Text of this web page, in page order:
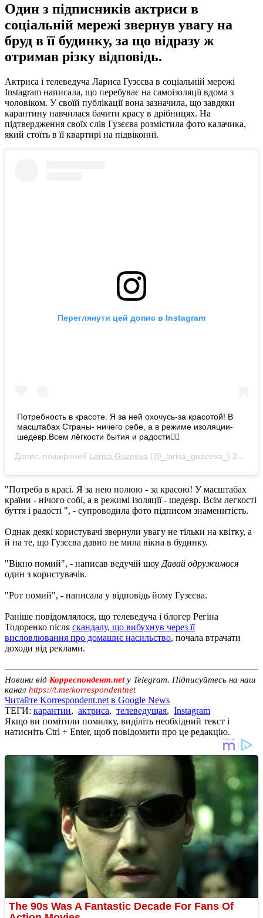
Один з підписників актриси в
соціальній мережі звернув увагу на
бруд в її будинку, за що відразу ж
отримав різку відповідь.
Актриса і телеведуча Лариса Гузєєва в соціальній мережі
Instagram написала, що перебуває на самоізоляції вдома з
чоловіком. У своїй публікації вона зазначила, що завдяки
карантину навчилася бачити красу в дрібницях. На
підтвердження своїх слів Гузєєва розмістила фото калачика,
який стоїть в її квартирі на підвіконні.
Переглянути цей допис в Instagram
Потребность в красоте. Я за ней охочусь-за красотой! В
масштабах Страны- ничего себе, а в режиме изоляции-
шедевр.Всем лёгкости бытия и радости🤸‍♂️
Допис, поширений Larisa Guzeeva (@_larisa_guzeeva_) 29 Кві 2020 р. о 8:15 PDT
"Потреба в красі. Я за нею полюю - за красою! У масштабах
країни - нічого собі, а в режимі ізоляції - шедевр. Всім легкості
буття і радості ", - супроводила фото підписом знаменитість.
Однак деякі користувачі звернули увагу не тільки на квітку, а
й на те, що Гузєєва давно не мила вікна в будинку.
"Вікно помий", - написав ведучій шоу Давай одружимося
один з користувачів.
"Рот помий", - написала у відповідь йому Гузєєва.
Раніше повідомлялося, що телеведуча і блогер Регіна
Тодоренко після скандалу, що вибухнув через її
висловлювання про домашнє насильство, почала втрачати
доходи від реклами.
Новини від Корреспондент.netу Telegram. Підписуйтесь на наш
канал https://t.me/korrespondentnet
Читайте Korrespondent.net в Google News
ТЕГИ: карантин, актриса, телеведущая, Instagram
Якщо ви помітили помилку, виділіть необхідний текст і
натисніть Ctrl + Enter, щоб повідомити про це редакцію.